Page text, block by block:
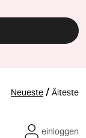
Neueste / Älteste
einloggen